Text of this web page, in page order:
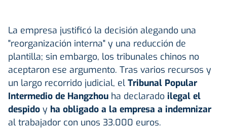
La empresa justificó la decisión alegando una
"reorganización interna" y una reducción de
plantilla; sin embargo, los tribunales chinos no
aceptaron ese argumento. Tras varios recursos y
un largo recorrido judicial, el Tribunal Popular
Intermedio de Hangzhou ha declarado ilegal el
despido y ha obligado a la empresa a indemnizar
al trabajador con unos 33.000 euros.